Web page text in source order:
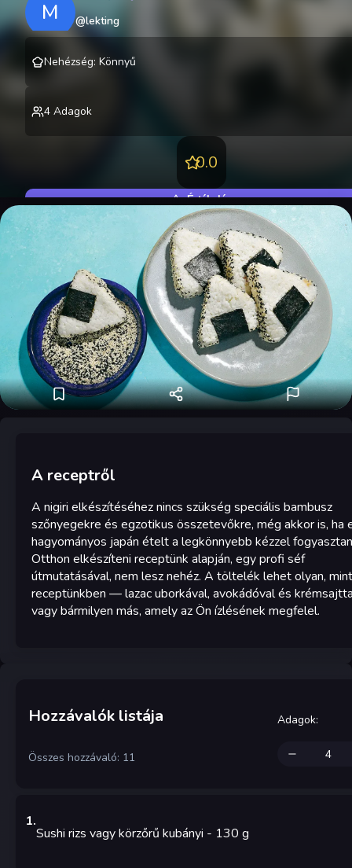
M @lekting
Nehézség: Könnyű
4 Adagok
0.0
Értékelés
A receptről
A nigiri elkészítéséhez nincs szükség speciális bambusz
szőnyegekre és egzotikus összetevőkre, még akkor is, ha
hagyományos japán ételt a legkönnyebb kézzel
Otthon elkészíteni receptünk alapján, egy profi séf
útmutatásával, nem lesz nehéz. A töltelék lehet olyan,
receptünkben — lazac uborkával, avokádóval és
vagy bármilyen más, amely az Ön ízlésének megfelel.
Hozzávalók listája
Összes hozzávaló: 11
Adagok:
1.
Sushi rizs vagy körzőrű kubányi - 130 g